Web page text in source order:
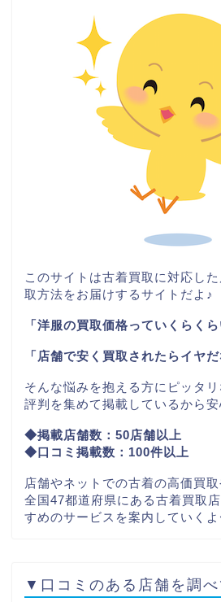
このサイトは古着買取に対応し
取方法をお届けするサイトだよ♪
「洋服の買取価格っていくらくら
「店舗で安く買取されたらイヤだ
そんな悩みを抱える方にピッタ
評判を集めて掲載しているから安
◆掲載店舗数：50店舗以上
◆口コミ掲載数：100件以上
店舗やネットでの古着の高価買取
全国47都道府県にある古着買取
すめのサービスを案内していくよ
▼口コミのある店舗を調べ